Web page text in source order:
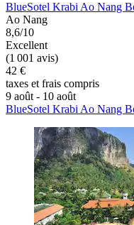
BlueSotel Krabi Ao Nang
Ao Nang
8,6/10
Excellent
(1 001 avis)
42 €
taxes et frais compris
9 août - 10 août
BlueSotel Krabi Ao Nang